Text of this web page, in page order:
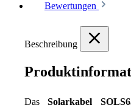
Bewertungen
Beschreibung
Das Solarkabel